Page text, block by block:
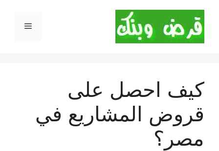
المحتوى
القائمة
كيف احصل على
قروض المشاريع في
مصر؟